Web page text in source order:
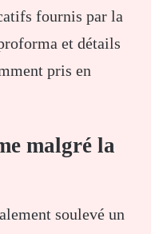
fournis par la
et détails
pris en
malgré la
soulevé un